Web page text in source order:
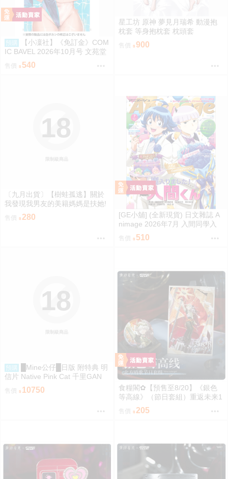
預購
【小凜社】《免訂金》COM
IC BAVEL 2026年10月号 文苑堂
附Melonbooks特典
540
星工坊 原神 夢見月瑞希 動漫抱
枕套 等身抱枕套 枕頭套
900
限制級商品
18
〔九月出貨〕【樹蛙孤逃】關於
我發現我男友的美籍媽媽是扶她!
3 FF47
售價 280
[GE小舖] (全新現貨) 日文雜誌 A
nimage 2026年7月 入間同學入
魔了 魔法姊妹露露特莉莉 朱音落
售價 510
限制級商品
18
預購
█Mine公仔█日版 附特典 明
信片 Native Pink Cat 千里GAN
調根師 美月 1/6 PVC
10750
食糧閣✿【預售至8/20】《銀色
等高線》（節日套組）重返未来1
999／原子之心／聚合浪潮／聯動
／雙生舞伶／諾拉／泥鯭的士／
205